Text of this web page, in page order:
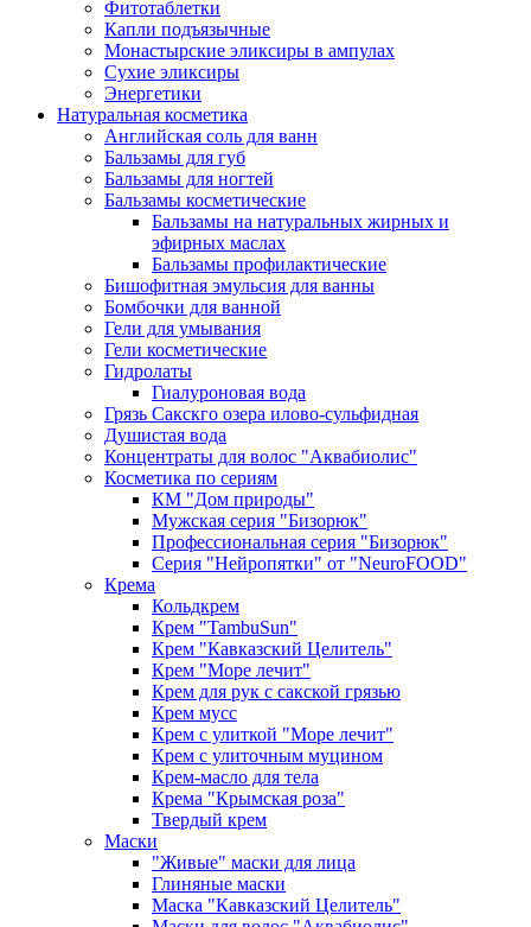
Фитотаблетки
Капли подъязычные
Монастырские эликсиры в ампулах
Сухие эликсиры
Энергетики
Натуральная косметика
Английская соль для ванн
Бальзамы для губ
Бальзамы для ногтей
Бальзамы косметические
Бальзамы на натуральных жирных и
эфирных маслах
Бальзамы профилактические
Бишофитная эмульсия для ванны
Бомбочки для ванной
Гели для умывания
Гели косметические
Гидролаты
Гиалуроновая вода
Грязь Сакскго озера илово-сульфидная
Душистая вода
Концентраты для волос "Аквабиолис"
Косметика по сериям
КМ "Дом природы"
Мужская серия "Бизорюк"
Профессиональная серия "Бизорюк"
Серия "Нейропятки" от "NeuroFOOD"
Крема
Кольдкрем
Крем "TambuSun"
Крем "Кавказский Целитель"
Крем "Море лечит"
Крем для рук с сакской грязью
Крем мусс
Крем с улиткой "Море лечит"
Крем с улиточным муцином
Крем-масло для тела
Крема "Крымская роза"
Твердый крем
Маски
"Живые" маски для лица
Глиняные маски
Маска "Кавказский Целитель"